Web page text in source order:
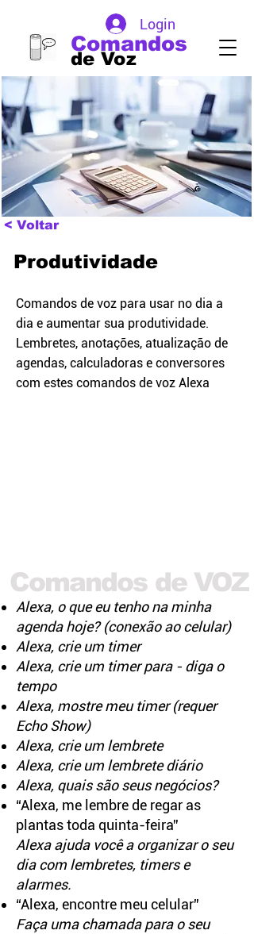
de Voz
Comandos
Login
< Voltar
Produtividade
Comandos de voz para usar no dia a
dia e aumentar sua produtividade.
Lembretes, anotações, atualização de
agendas, calculadoras e conversores
com estes comandos de voz Alexa
Comandos de VOZ
Alexa, o que eu tenho na minha
agenda hoje? (conexão ao celular)
Alexa, crie um timer
Alexa, crie um timer para - diga o
tempo
Alexa, mostre meu timer (requer
Echo Show)
Alexa, crie um lembrete
Alexa, crie um lembrete diário
Alexa, quais são seus negócios?
“Alexa, me lembre de regar as
plantas toda quinta-feira”
Alexa ajuda você a organizar o seu
dia com lembretes, timers e
alarmes.
“Alexa, encontre meu celular”
Faça uma chamada para o seu